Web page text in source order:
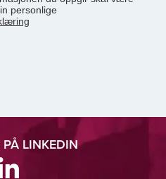
personlige
LINKEDIN